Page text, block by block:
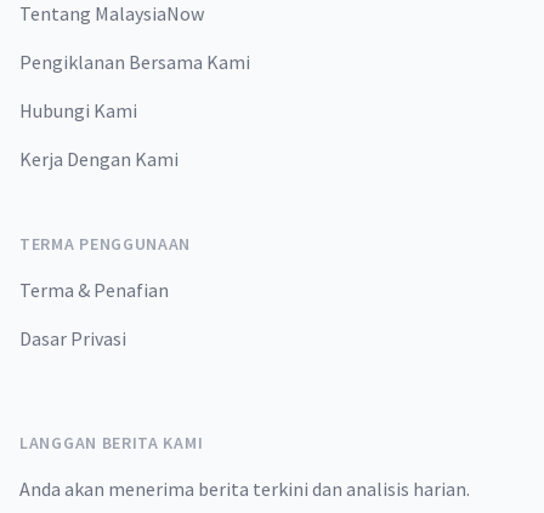
Tentang MalaysiaNow
Pengiklanan Bersama Kami
Hubungi Kami
Kerja Dengan Kami
TERMA PENGGUNAAN
Terma & Penafian
Dasar Privasi
LANGGAN BERITA KAMI
Anda akan menerima berita terkini dan analisis harian.